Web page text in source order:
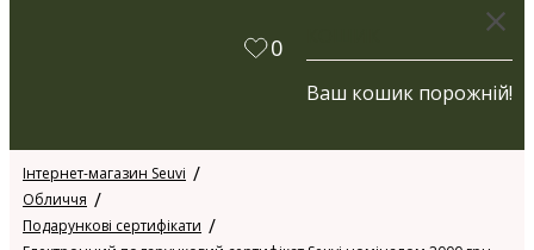
0
Ваш кошик порожній!
Інтернет-магазин Seuvi
Обличчя
Подарункові сертифікати